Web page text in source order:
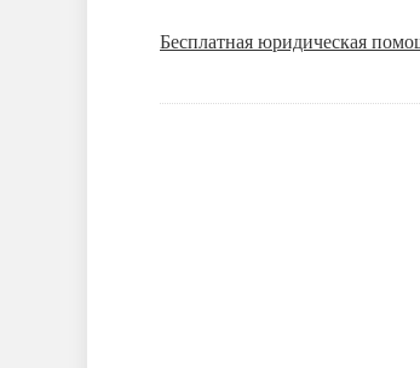
Бесплатная юридическая